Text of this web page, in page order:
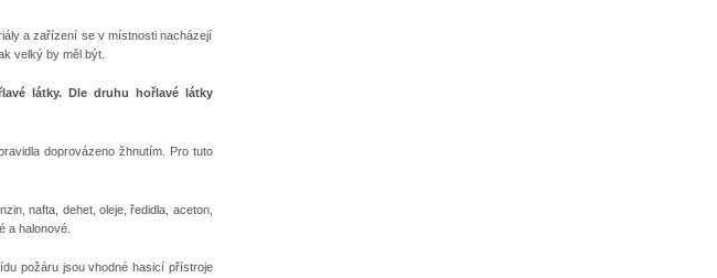
a zařízení se v místnosti nacházejí
velký by měl být.
látky. Dle druhu hořlavé látky
doprovázeno žhnutím. Pro tuto
nafta, dehet, oleje, ředidla, aceton,
a halonové.
požáru jsou vhodné hasicí přístroje